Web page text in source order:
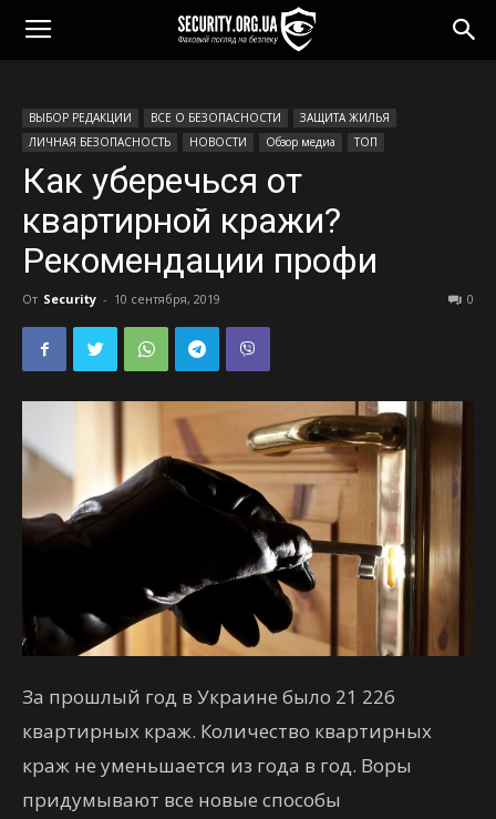
ВЫБОР РЕДАКЦИИ ВСЕ О БЕЗОПАСНОСТИ
ЗАЩИТА ЖИЛЬЯ
ЛИЧНАЯ БЕЗОПАСНОСТЬ
НОВОСТИ Обзор медиа ТОП
Как уберечься от
квартирной кражи?
Рекомендации профи
От Security - 10 сентября, 2019 0
За прошлый год в Украине было 21 226
квартирных краж. Количество квартирных
краж не уменьшается из года в год. Воры
придумывают все новые способы